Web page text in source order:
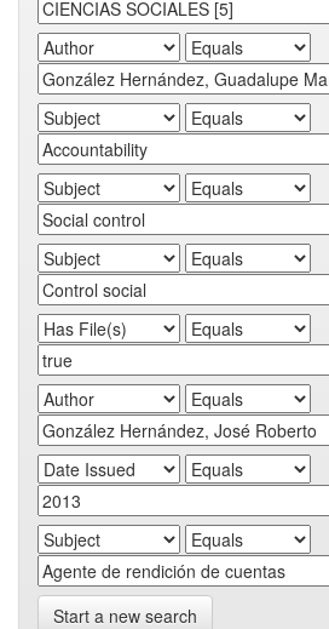
Start a new search